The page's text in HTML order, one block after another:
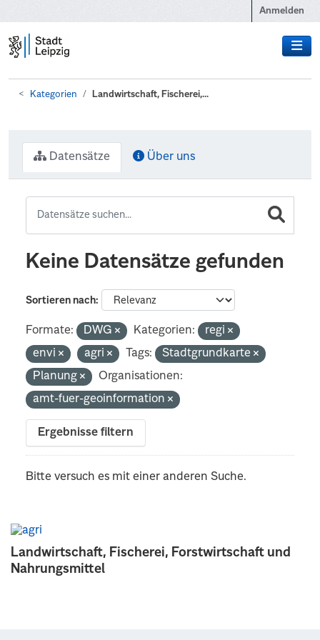
Anmelden
Kategorien Landwirtschaft, Fischerei,...
Landwirtschaft, Fischerei, Forstwirtschaft und
Nahrungsmittel
Datensätze Über uns
Keine Datensätze gefunden
Sortieren nach
Formate: DWG Kategorien:
regi
envi
agri Tags:
Stadtgrundkarte
Planung
Organisationen:
amt-fuer-geoinformation
Ergebnisse filtern
Bitte versuch es mit einer anderen Suche.